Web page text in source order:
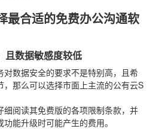
最合适的免费办公沟通软
且数据敏感度较低
对数据安全的要求不是特别高，且希
，那么可以选择市面上主流的公有云S
细阅读其免费版的各项限制条款，并
能升级时可能产生的费用。